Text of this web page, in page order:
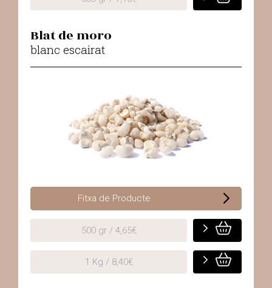
Blat de moro
blanc escairat
Fitxa de Producte
500 gr / 4,65€
1 Kg / 8,40€